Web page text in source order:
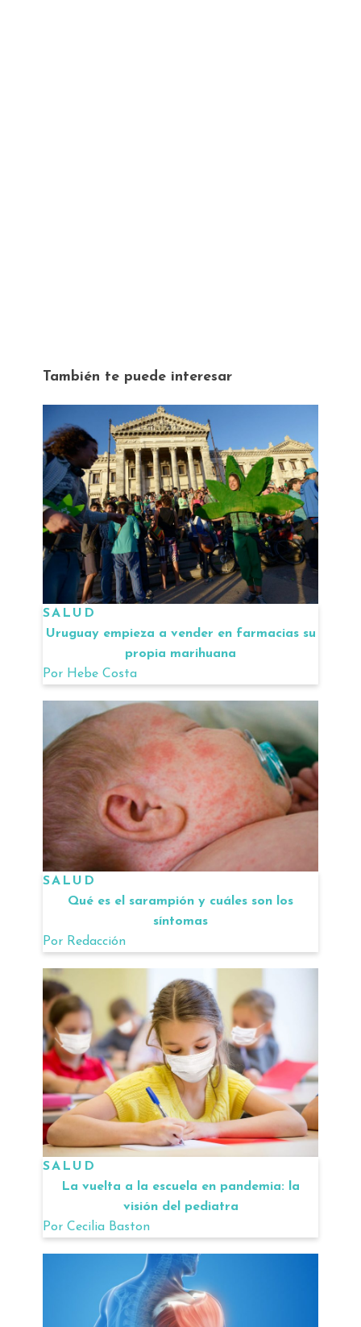
También te puede interesar
SALUD
Uruguay empieza a vender en farmacias su
propia marihuana
Por Hebe Costa
SALUD
Qué es el sarampión y cuáles son los
síntomas
Por Redacción
SALUD
La vuelta a la escuela en pandemia: la
visión del pediatra
Por Cecilia Baston